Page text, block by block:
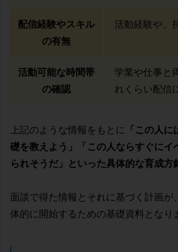
配信経験やスキル
の有無
活動経験や、
活動可能な時間帯
の確認
学業や仕事と
れくらい配信
上記のような情報をもとに 「この人
礎を教えよう」「この人ならすぐにイ
られそうだ」といった具体的な育成方
面談で得た情報とそれに基づく計画が
体的に開始するための基礎資料となり